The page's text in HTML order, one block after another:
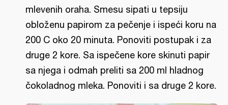
mlevenih oraha. Smesu sipati u tepsiju
obloženu papirom za pečenje i ispeći koru na
200 C oko 20 minuta. Ponoviti postupak i za
druge 2 kore. Sa ispečene kore skinuti papir
sa njega i odmah preliti sa 200 ml hladnog
čokoladnog mleka. Ponoviti i sa druge 2 kore.